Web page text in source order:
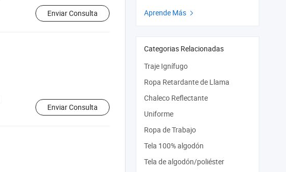
Enviar Consulta
Enviar Consulta
Aprende Más 
Categorias Relacionadas
Traje Ignífugo
Ropa Retardante de Llama
Chaleco Reflectante
Uniforme
Ropa de Trabajo
Tela 100% algodón
Tela de algodón/poliéster